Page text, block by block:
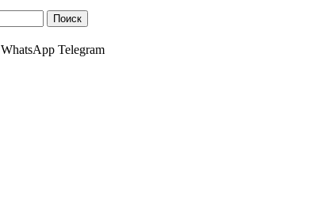
WhatsApp Telegram